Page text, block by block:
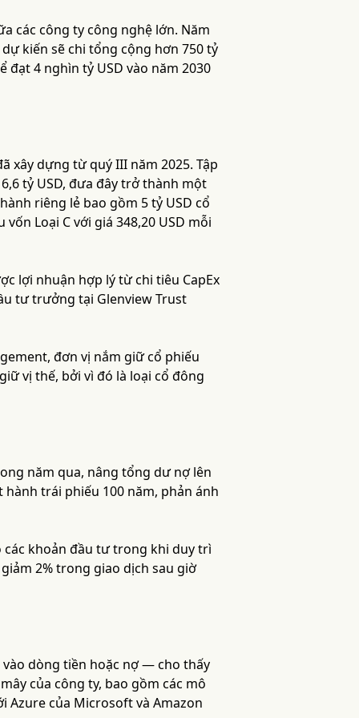
các công ty công nghệ lớn. Năm
kiến sẽ chi tổng cộng hơn 750 tỷ
đạt 4 nghìn tỷ USD vào năm 2030
xây dựng từ quý III năm 2025. Tập
tỷ USD, đưa đây trở thành một
riêng lẻ bao gồm 5 tỷ USD cổ
Loại C với giá 348,20 USD mỗi
lợi nhuận hợp lý từ chi tiêu CapEx
tư trưởng tại Glenview Trust
đơn vị nắm giữ cổ phiếu
vị thế, bởi vì đó là loại cổ đông
năm qua, nâng tổng dư nợ lên
trái phiếu 100 năm, phản ánh
khoản đầu tư trong khi duy trì
2% trong giao dịch sau giờ
dòng tiền hoặc nợ — cho thấy
của công ty, bao gồm các mô
Azure của Microsoft và Amazon